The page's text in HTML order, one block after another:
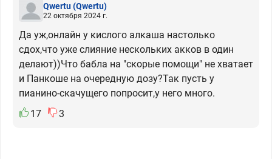
Qwertu(Qwertu)
22 октября 2024 г.
Да уж,онлайн у кислого алкаша настолько
сдох,что уже слияние нескольких акков в один
делают))Что бабла на "скорые помощи" не хватает
и Панкоше на очередную дозу?Так пусть у
пианино-скачущего попросит,у него много.
17
3